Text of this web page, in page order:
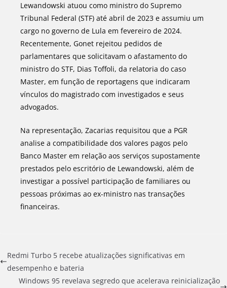
Lewandowski atuou como ministro do Supremo
Tribunal Federal (STF) até abril de 2023 e assumiu um
cargo no governo de Lula em fevereiro de 2024.
Recentemente, Gonet rejeitou pedidos de
parlamentares que solicitavam o afastamento do
ministro do STF, Dias Toffoli, da relatoria do caso
Master, em função de reportagens que indicaram
vínculos do magistrado com investigados e seus
advogados.
Na representação, Zacarias requisitou que a PGR
analise a compatibilidade dos valores pagos pelo
Banco Master em relação aos serviços supostamente
prestados pelo escritório de Lewandowski, além de
investigar a possível participação de familiares ou
pessoas próximas ao ex-ministro nas transações
financeiras.
Redmi Turbo 5 recebe atualizações significativas em
desempenho e bateria
Windows 95 revelava segredo que acelerava reinicialização